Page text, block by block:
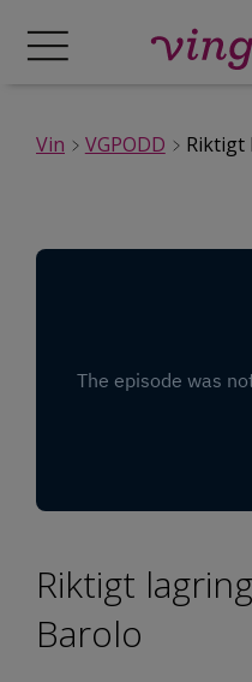
Vin VGPODD Riktigt
Riktigt
Barolo